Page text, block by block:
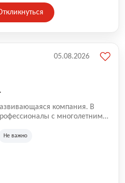
компания. В
с многолетним
накопленный опыт позволяют
Не важно
05.08.2026